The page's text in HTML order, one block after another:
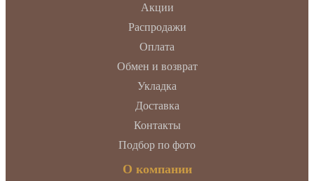
Акции
Распродажи
Оплата
Обмен и возврат
Укладка
Доставка
Контакты
Подбор по фото
О компании